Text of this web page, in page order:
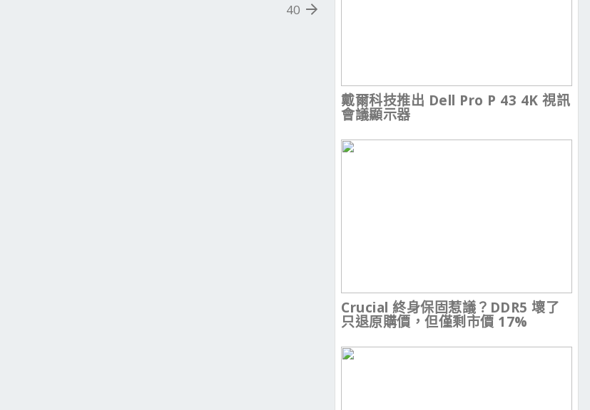
40
戴爾科技推出 Dell Pro P 43 4K 視訊
會議顯示器
Crucial 終身保固惹議？DDR5 壞了
只退原購價，但僅剩市價 17%